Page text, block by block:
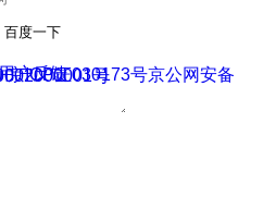
百度一下
户反馈
京ICP证030173号
11000002000001号